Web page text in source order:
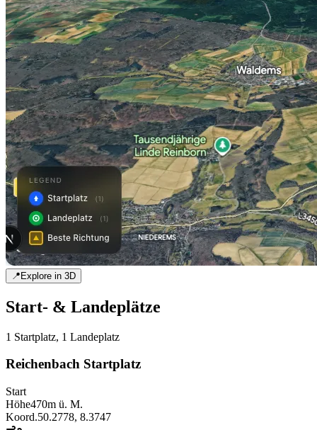
📍Explore in 3D
Start- & Landeplätze
1 Startplatz, 1 Landeplatz
Reichenbach Startplatz
Start
Höhe470m ü. M.
Koord.50.2778, 8.3747